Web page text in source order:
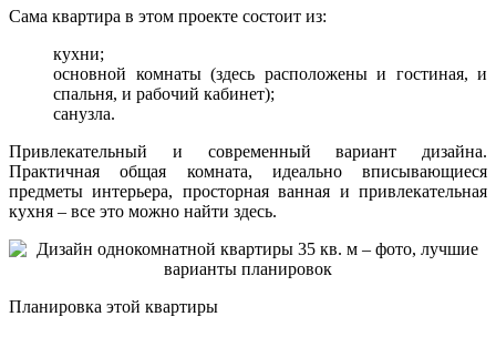
Сама квартира в этом проекте состоит из:
кухни;
основной комнаты (здесь расположены и гостиная, и
спальня, и рабочий кабинет);
санузла.
Привлекательный и современный вариант дизайна.
Практичная общая комната, идеально вписывающиеся
предметы интерьера, просторная ванная и привлекательная
кухня – все это можно найти здесь.
Планировка этой квартиры